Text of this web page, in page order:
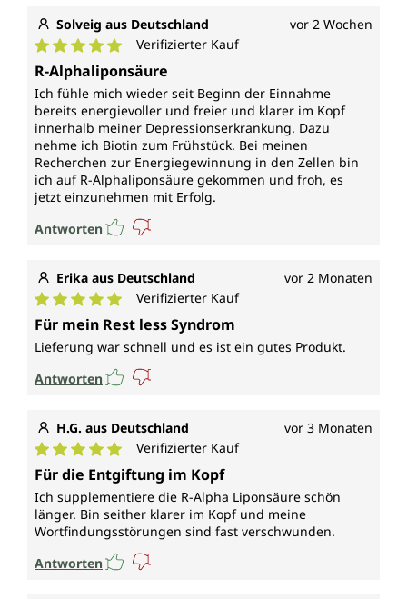
Solveig aus Deutschland vor 2 Wochen
Durchschnittliche Bewertung von 5 von 5 Sternen
Verifizierter Kauf
R-Alphaliponsäure
Ich fühle mich wieder seit Beginn der Einnahme
bereits energievoller und freier und klarer im Kopf
innerhalb meiner Depressionserkrankung. Dazu
nehme ich Biotin zum Frühstück. Bei meinen
Recherchen zur Energiegewinnung in den Zellen bin
ich auf R-Alphaliponsäure gekommen und froh, es
jetzt einzunehmen mit Erfolg.
Antworten
Erika aus Deutschland vor 2 Monaten
Durchschnittliche Bewertung von 5 von 5 Sternen
Verifizierter Kauf
Für mein Rest less Syndrom
Lieferung war schnell und es ist ein gutes Produkt.
Antworten
H.G. aus Deutschland vor 3 Monaten
Durchschnittliche Bewertung von 5 von 5 Sternen
Verifizierter Kauf
Für die Entgiftung im Kopf
Ich supplementiere die R-Alpha Liponsäure schön
länger. Bin seither klarer im Kopf und meine
Wortfindungsstörungen sind fast verschwunden.
Antworten